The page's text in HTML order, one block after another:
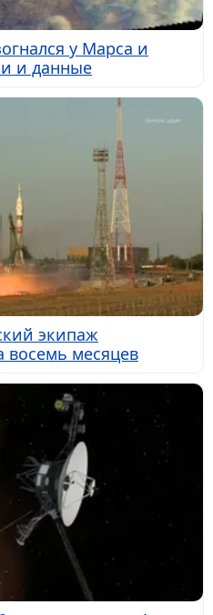
у Марса и
и данные
экипаж
восемь месяцев